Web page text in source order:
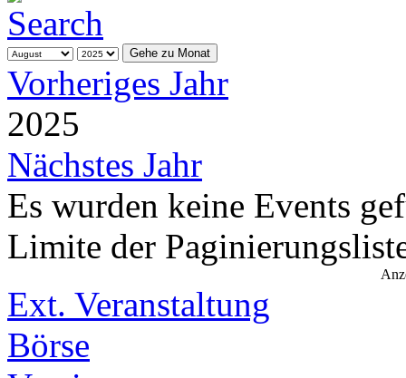
Gehe zu Monat
Vorheriges Jahr
2025
Nächstes Jahr
Es wurden keine Events
Limite der
Ext. Veranstaltung
Börse